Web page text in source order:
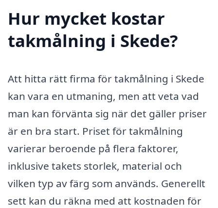
Hur mycket kostar
takmålning i Skede?
Att hitta rätt firma för takmålning i Skede
kan vara en utmaning, men att veta vad
man kan förvänta sig när det gäller priser
är en bra start. Priset för takmålning
varierar beroende på flera faktorer,
inklusive takets storlek, material och
vilken typ av färg som används. Generellt
sett kan du räkna med att kostnaden för